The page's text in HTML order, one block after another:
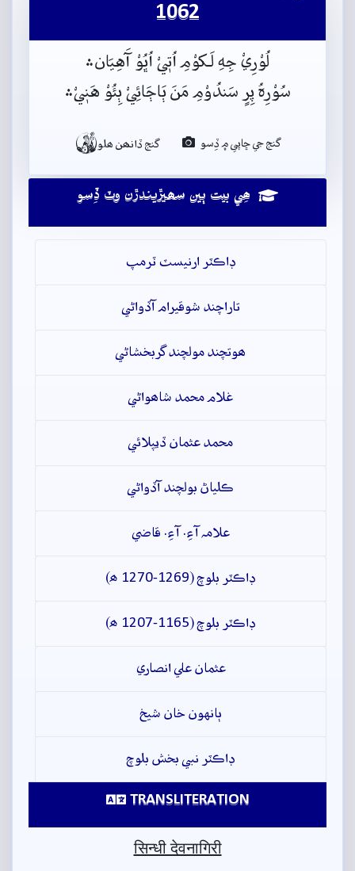
1062
لُوْرِيْ جِهِ لَـکوْمِ اُتٖيْ اُڀُوْ آَهِيَان﮶
سُوْرِہُ پِرٍ سَندُوْمِ مَنَ ٻَاڄَائِيْ ٻِئُوْ هَنٖيْ﮶
گنج جي ڇاپي ۾ ڏِسو گنج ڏانھن ھلو
ھِي بيت ٻين سھيڙيندڙن وٽ ڏِسو
ڊاڪٽر ارنيسٽ ٽرمپ
تاراچند شوقيرام آڏواڻي
ھوتچند مولچند گربخشاڻي
غلام محمد شاھواڻي
محمد عثمان ڏيپلائي
ڪلياڻ بولچند آڏواڻي
علامہ آءِ. آءِ. قاضي
ڊاڪٽر بلوچ (1269-1270 ھ)
ڊاڪٽر بلوچ (1165-1207 ھ)
عثمان علي انصاري
ٻانهون خان شيخ
ڊاڪٽر نبي بخش بلوچ
TRANSLITERATION
सिन्धी देवनागिरी